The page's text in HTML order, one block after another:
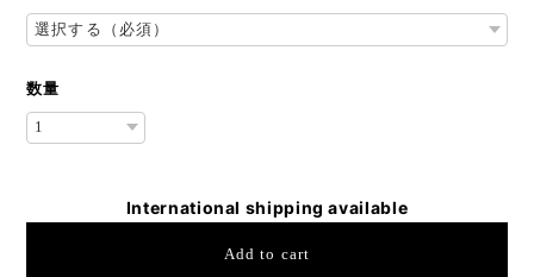
数量
International shipping available
Add to cart